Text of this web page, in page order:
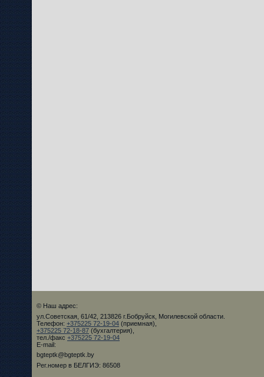
© Наш адрес:
ул.Советская, 61/42, 213826 г.Бобруйск, Могилевской области.
Телефон: +375225 72-19-04 (приемная),
+375225 72-18-87 (бухгалтерия),
тел./факс +375225 72-19-04
E-mail:
bgteptk@bgteptk.by
Рег.номер в БЕЛГИЭ: 86508